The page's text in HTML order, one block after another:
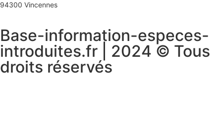
94300 Vincennes
Base-information-especes-
introduites.fr | 2024 © Tous
droits réservés